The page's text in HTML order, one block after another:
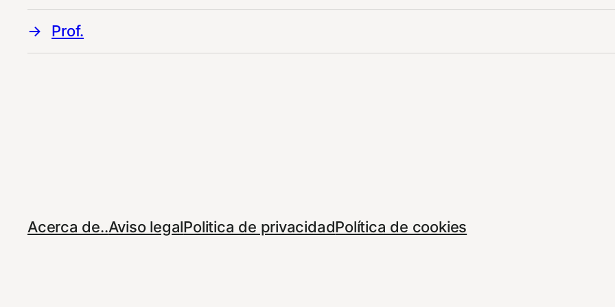
Prof.
Acerca de..Aviso legalPolitica de privacidadPolítica de cookies